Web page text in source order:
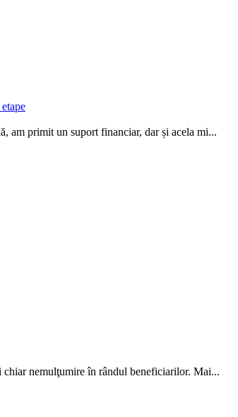
am primit un suport financiar, dar și acela mi...
chiar nemulţumire în rân­dul beneficiarilor. Mai...